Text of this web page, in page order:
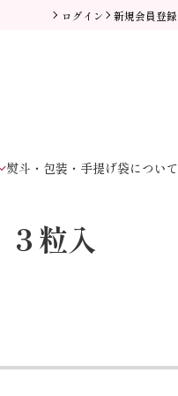
ログイン 新規会員登録
熨斗・包装・手提げ袋について
３粒入